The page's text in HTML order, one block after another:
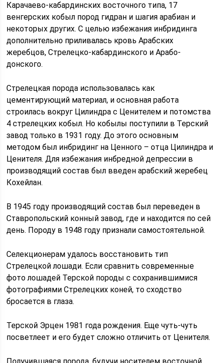
Карачаево-кабардинских восточного типа, 17
венгерских кобыл пород гидран и шагия арабиан и
некоторых других. С целью избежания инбридинга
дополнительно приливалась кровь Арабских
жеребцов, Стрелецко-кабардинского и Арабо-
донского.
Стрелецкая порода использовалась как
цементирующий материал, и основная работа
строилась вокруг Цилиндра с Ценителем и потомства
4 стрелецких кобыл. Но кобылы поступили в Терский
завод только в 1931 году. До этого основным
методом был инбридинг на Ценного – отца Цилиндра и
Ценителя. Для избежания инбредной депрессии в
производящий состав был введен арабский жеребец
Кохейлан.
В 1945 году производящий состав был переведен в
Ставропольский конный завод, где и находится по сей
день. Породу в 1948 году признали самостоятельной.
Селекционерам удалось восстановить тип
Стрелецкой лошади. Если сравнить современные
фото лошадей Терской породы с сохранившимися
фотографиями Стрелецких коней, то сходство
бросается в глаза.
Терской Эрцен 1981 года рождения. Еще чуть-чуть
посветлеет и его будет сложно отличить от Ценителя.